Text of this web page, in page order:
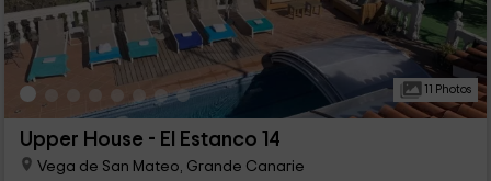
11 Photos
Upper House - El Estanco 14
Vega de San Mateo, Grande Canarie